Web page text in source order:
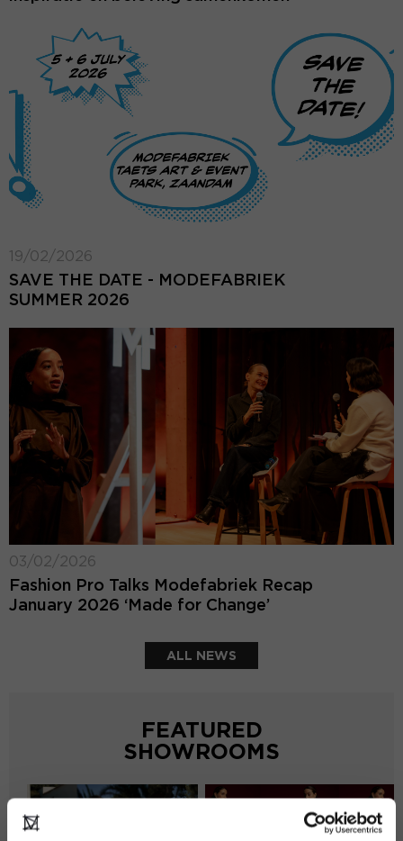
19/02/2026
SAVE THE DATE - MODEFABRIEK
SUMMER 2026
03/02/2026
Fashion Pro Talks Modefabriek Recap
January 2026 ‘Made for Change’
ALL NEWS
FEATURED
SHOWROOMS